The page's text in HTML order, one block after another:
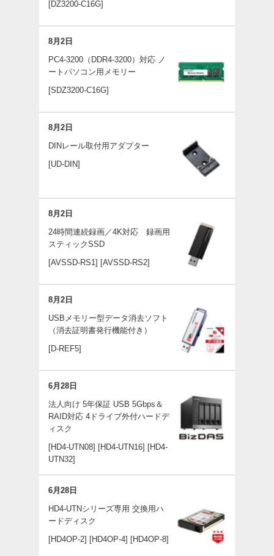
[DZ3200-C16G]
8月2日
PC4-3200（DDR4-3200）対応 ノ
ートパソコン用メモリー
[SDZ3200-C16G]
8月2日
DINレール取付用アダプター
[UD-DIN]
8月2日
24時間連続録画／4K対応 録画用
スティックSSD
[AVSSD-RS1] [AVSSD-RS2]
8月2日
USBメモリー型データ消去ソフト
（消去証明書発行機能付き）
[D-REF5]
6月28日
法人向け 5年保証 USB 5Gbps＆
RAID対応 4ドライブ外付ハードデ
ィスク
[HD4-UTN08] [HD4-UTN16] [HD4-
UTN32]
6月28日
HD4-UTNシリーズ専用 交換用ハ
ードディスク
[HD4OP-2] [HD4OP-4] [HD4OP-8]